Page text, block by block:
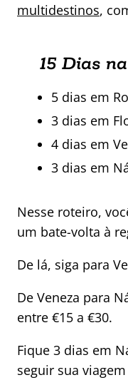
multidestinos,
15 Dias
5 dias em
3 dias em
4 dias em
3 dias em
Nesse roteiro,
um bate-volta à
De lá, siga para
De Veneza para
entre €15 a €30.
Fique 3 dias em
seguir sua